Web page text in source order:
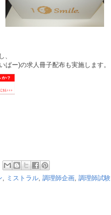
、
ぱー)の求人冊子配布も実施します。
, ミストラル, 調理師企画, 調理師試験